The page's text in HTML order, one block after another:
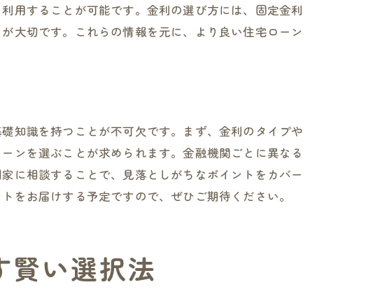
指針
ド
析
定ガイド
用することが可能です。金利の選び方には、固定金利
大切です。これらの情報を元に、より良い住宅ローン
知識を持つことが不可欠です。まず、金利のタイプや
ンを選ぶことが求められます。金融機関ごとに異なる
に相談することで、見落としがちなポイントをカバー
をお届けする予定ですので、ぜひご期待ください。
賢い選択法